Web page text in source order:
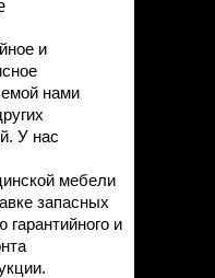
и
нами
У нас
мебели
запасных
и